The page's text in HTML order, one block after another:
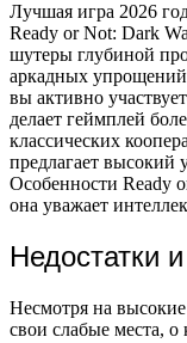
Лучшая игра 2026
Ready or Not: Dark
шутеры глубиной
аркадных
вы активно
делает геймплей
классических
предлагает высокий
Особенности Ready
она уважает
Недостатки
Несмотря на
свои слабые места, о